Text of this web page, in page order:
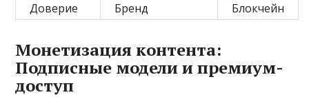
Доверие
Бренд Блокчейн
Монетизация контента:
Подписные модели и премиум-
доступ